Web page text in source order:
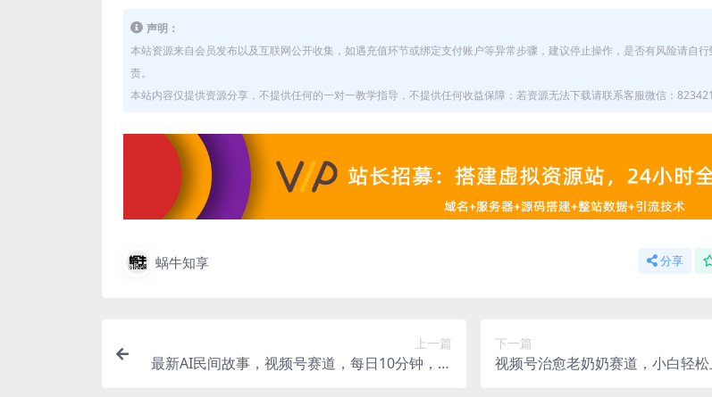
声明：
本站资源来自会员发布以及互联网公开收集，如遇充值环节或绑定支付账户等异常步骤，建议停止操作，是否有风险请自
责。
本站内容仅提供资源分享，不提供任何的一对一教学指导，不提供任何收益保障；若资源无法下载请联系客服微信：
蜗牛知享 分享
上一篇
最新AI民间故事，视频号赛道，每日10分钟，轻
下一篇
视频号治愈老奶奶赛道，小白轻